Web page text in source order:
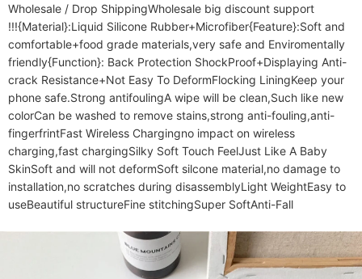
Wholesale / Drop ShippingWholesale big discount support
!!!{Material}:Liquid Silicone Rubber+Microfiber{Feature}:Soft and
comfortable+food grade materials,very safe and Enviromentally
friendly{Function}: Back Protection ShockProof+Displaying Anti-
crack Resistance+Not Easy To DeformFlocking LiningKeep your
phone safe.Strong antifoulingA wipe will be clean,Such like new
colorCan be washed to remove stains,strong anti-fouling,anti-
fingerfrintFast Wireless Chargingno impact on wireless
charging,fast chargingSilky Soft Touch FeelJust Like A Baby
SkinSoft and will not deformSoft silcone material,no damage to
installation,no scratches during disassemblyLight WeightEasy to
useBeautiful structureFine stitchingSuper SoftAnti-Fall